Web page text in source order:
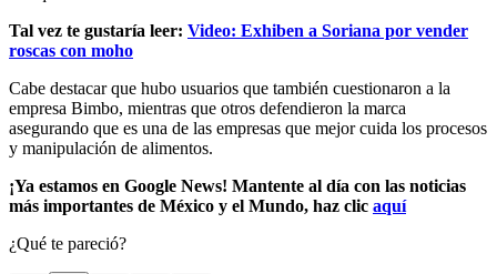
Tal vez te gustaría leer: Video: Exhiben a Soriana por vender
roscas con moho
Cabe destacar que hubo usuarios que también cuestionaron a la
empresa Bimbo, mientras que otros defendieron la marca
asegurando que es una de las empresas que mejor cuida los procesos
y manipulación de alimentos.
¡Ya estamos en Google News! Mantente al día con las noticias
más importantes de México y el Mundo, haz clic aquí
¿Qué te pareció?